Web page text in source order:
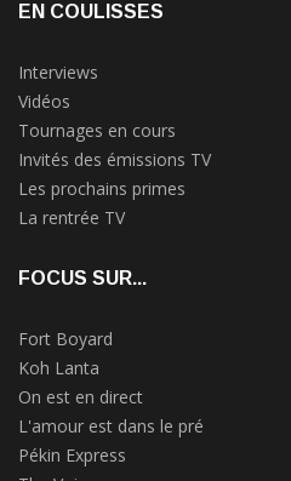
EN COULISSES
Interviews
Vidéos
Tournages en cours
Invités des émissions TV
Les prochains primes
La rentrée TV
FOCUS SUR...
Fort Boyard
Koh Lanta
On est en direct
L'amour est dans le pré
Pékin Express